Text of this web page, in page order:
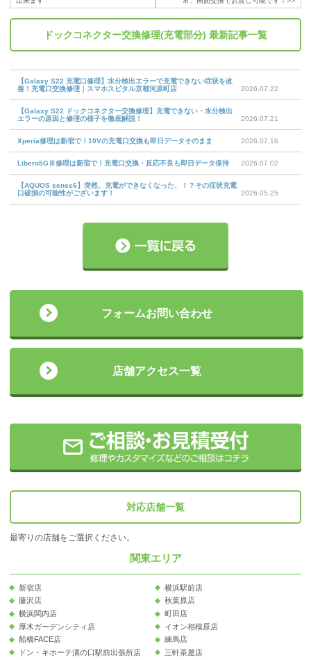
ドックコネクター交換修理(充電部分) 最新記事一覧
【Galaxy S22 充電口修理】水分検出エラーで充電できない症状を改
善！充電口交換修理｜スマホスピタル京都河原町店
2026.07.22
【Galaxy S22 ドックコネクター交換修理】充電できない・水分検出
エラーの原因と修理の様子を徹底解説！
2026.07.21
Xperia修理は新宿で！10Vの充電口交換も即日データそのまま 2026.07.16
Libero5GⅢ修理は新宿で！充電口交換・反応不良も即日データ保持 2026.07.02
【AQUOS sense6】突然、充電ができなくなった、！？その症状充電
口破損の可能性がございます！
2026.05.25
フォームお問い合わせ
店舗アクセス一覧
対応店舗一覧
最寄りの店舗をご選択ください。
関東エリア
新宿店
横浜駅前店
藤沢店
秋葉原店
横浜関内店
町田店
厚木ガーデンシティ店
イオン相模原店
船橋FACE店
練馬店
ドン・キホーテ溝の口駅前出張所店
三軒茶屋店